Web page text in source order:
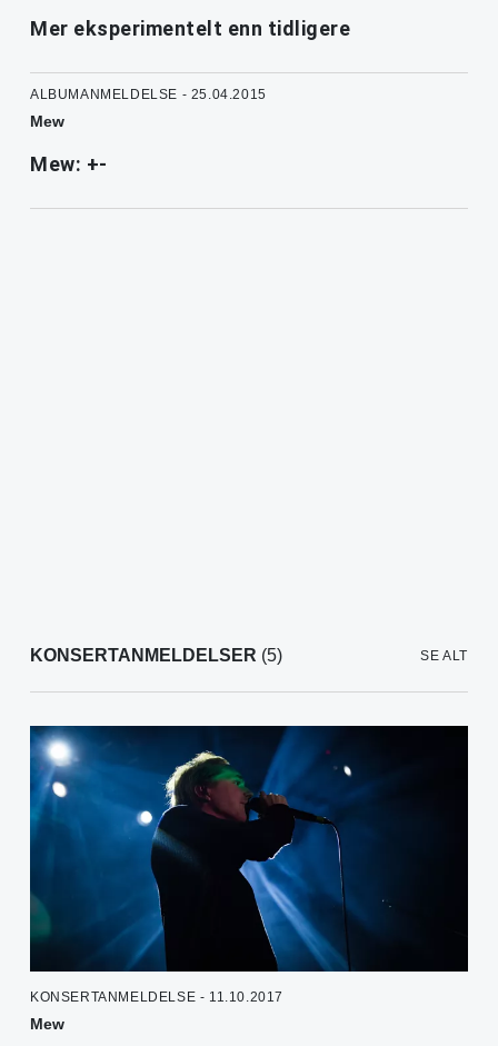
Mer eksperimentelt enn tidligere
ALBUMANMELDELSE - 25.04.2015
Mew
Mew: +-
KONSERTANMELDELSER (5) SE ALT
KONSERTANMELDELSE - 11.10.2017
Mew